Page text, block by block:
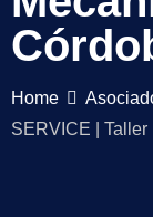
Home
SERVICE |